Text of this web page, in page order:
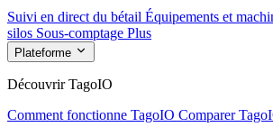
Suivi en direct du bétail Équipements et
silos Sous-comptage Plus
Plateforme
Découvrir TagoIO
Comment fonctionne TagoIO Comparer